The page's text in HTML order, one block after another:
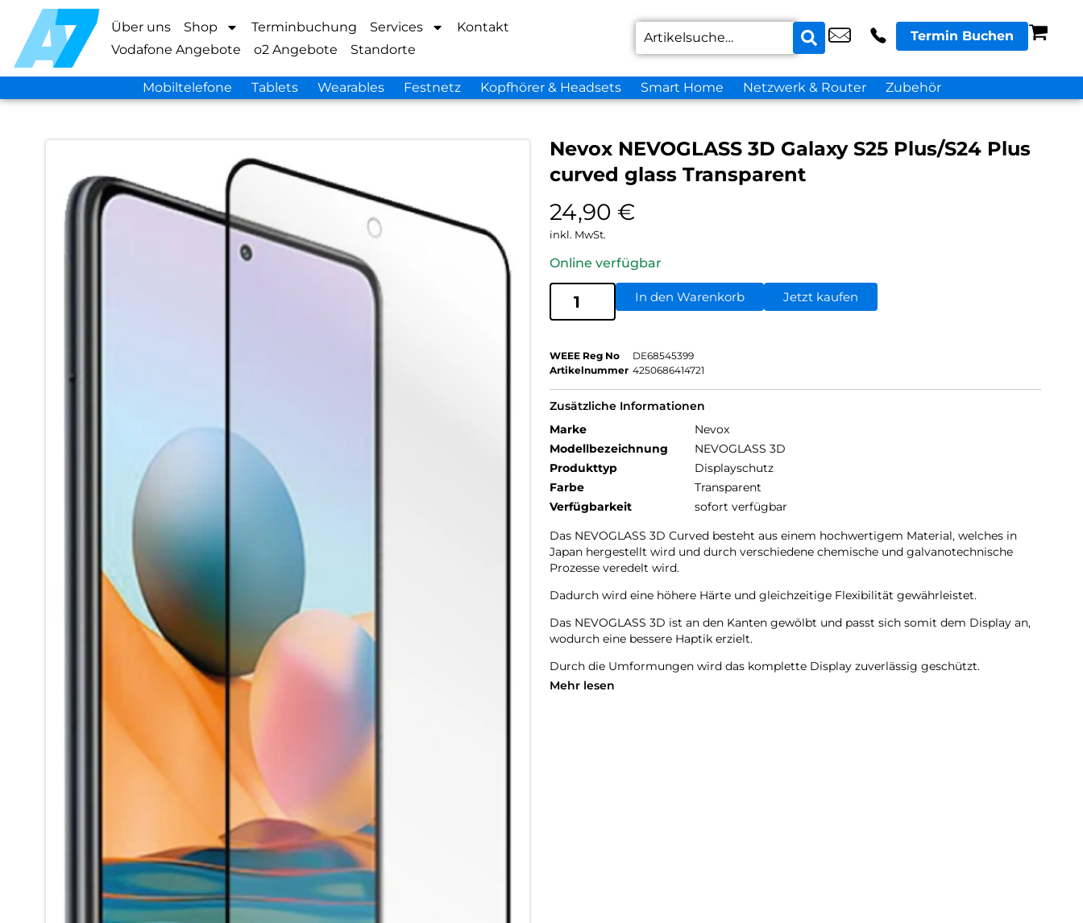
Über uns Shop Terminbuchung Services
Kontakt
Vodafone Angebote
o2 Angebote Standorte
Termin Buchen
Mobiltelefone Tablets Wearables Festnetz Kopfhörer & Headsets Smart Home Netzwerk & Router Zubehör
Nevox NEVOGLASS 3D Galaxy S25 Plus/S24 Plus
curved glass Transparent
24,90 €
inkl. MwSt.
Online verfügbar
In den Warenkorb Jetzt kaufen
WEEE Reg No
DE68545399
Artikelnummer 4250686414721
Zusätzliche Informationen
Marke
Nevox
Modellbezeichnung
NEVOGLASS 3D
Produkttyp
Displayschutz
Farbe
Transparent
Verfügbarkeit
sofort verfügbar
Das NEVOGLASS 3D Curved besteht aus einem hochwertigem Material, welches in
Japan hergestellt wird und durch verschiedene chemische und galvanotechnische
Prozesse veredelt wird.
Dadurch wird eine höhere Härte und gleichzeitige Flexibilität gewährleistet.
Das NEVOGLASS 3D ist an den Kanten gewölbt und passt sich somit dem Display an,
wodurch eine bessere Haptik erzielt.
Durch die Umformungen wird das komplette Display zuverlässig geschützt.
9H Härtegrad
Mehr lesen